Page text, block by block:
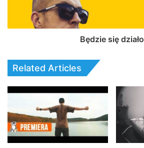
Będzie się działo
Related Articles